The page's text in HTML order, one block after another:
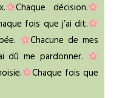
Chaque décision.
fois que j’ai dit.
Chacune de mes
dû me pardonner.
Chaque fois que